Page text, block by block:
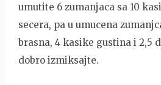
umutite 6 zumanjaca sa 10
secera, pa u umucena
brasna, 4 kasike gustina i 2,5
dobro izmiksajte.